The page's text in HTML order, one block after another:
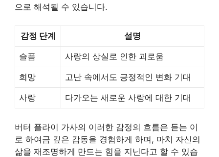
으로 해석될 수 있습니다.
감정 단계 설명
슬픔 사랑의 상실로 인한 괴로움
희망 고난 속에서도 긍정적인 변화 기대
사랑 다가오는 새로운 사랑에 대한 기대
버터 플라이 가사의 이러한 감정의 흐름은 듣는 이
로 하여금 깊은 감동을 경험하게 하며, 마치 자신의
삶을 재조명하게 만드는 힘을 지닌다고 할 수 있습